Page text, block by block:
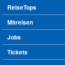
ReiseTops
Mitreisen
Jobs
Tickets